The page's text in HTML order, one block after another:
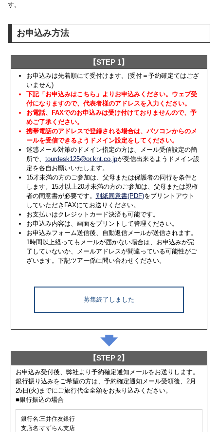
す。
お申込み方法
【STEP 1】
お申込みは先着順にて受付けます。(受付＝予約確定てはござ
いません)
下記「お申込みはこちら」よりお申込みください。ウェブ受
付になりますので、代表者様のアドレスを入力ください。
お電話、FAXでのお申込みは受け付けておりませんので、予
めご了承ください。
携帯電話のアドレスで登録される場合は、パソコンからのメ
ールを受信できるようドメイン設定をしてください。
迷惑メール対策のドメイン指定の方は、メール受信設定の箇
所で、 tourdesk125@or.knt.co.jpが受信出来るようドメイン設
定を各自お願いいたします。
15才未満の方のご参加は、父母または保護者の同行を条件と
します。15才以上20才未満の方のご参加は、父母または親権
者の同意書が必要です。 別紙同意書(PDF)をプリントアウト
していただきFAXにてお送りください。
お支払いはクレジットカード決済も可能です。
お申込み内容は、画面をプリントして管理ください。
お申込みフォーム送信後、自動返信メールが送信されます。
1時間以上経ってもメールが届かない場合は、お申込みが完
了していないか、メールアドレスが間違っている可能性がご
ざいます。下記ツアー係に問い合わせください。
募集終了しました
【STEP 2】
お申込み受付後、弊社より予約確定通知メールをお送りします。
銀行振り込みをご希望の方は、予約確定通知メール受領後、2月
25日(火)までにご旅行代金全額をお振り込みください。
■銀行振込の場合
銀行名:三井住友銀行
支店名:すずらん支店